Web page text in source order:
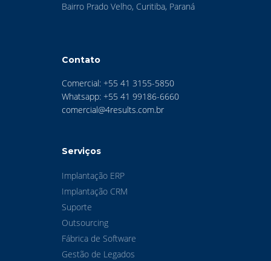
Bairro Prado Velho, Curitiba, Paraná
Contato
Comercial: +55 41 3155-5850
Whatsapp: +55 41 99186-6660
comercial@4results.com.br
Serviços
Implantação ERP
Implantação CRM
Suporte
Outsourcing
Fábrica de Software
Gestão de Legados